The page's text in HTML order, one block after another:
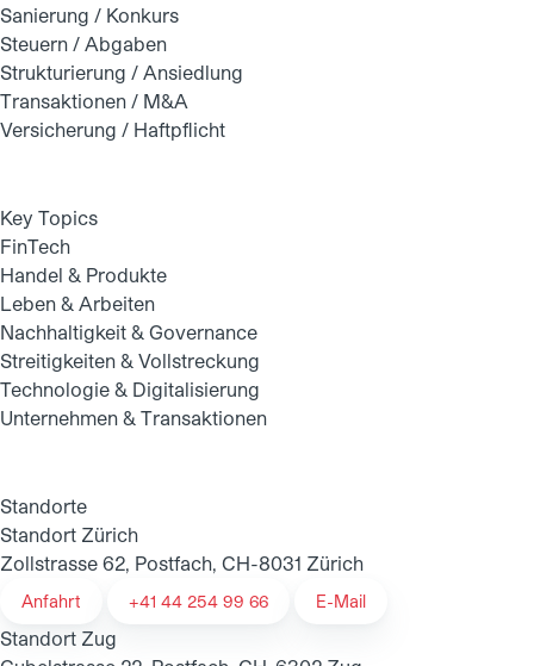
Sanierung / Konkurs
Steuern / Abgaben
Strukturierung / Ansiedlung
Transaktionen / M&A
Versicherung / Haftpflicht
Key Topics
FinTech
Handel & Produkte
Leben & Arbeiten
Nachhaltigkeit & Governance
Streitigkeiten & Vollstreckung
Technologie & Digitalisierung
Unternehmen & Transaktionen
Standorte
Standort Zürich
Zollstrasse 62, Postfach, CH-8031 Zürich
Anfahrt +41 44 254 99 66 E-Mail
Standort Zug